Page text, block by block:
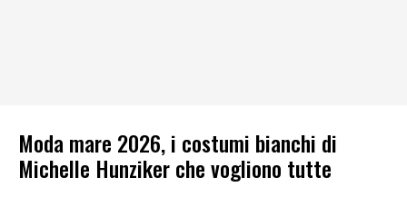
Moda mare 2026, i costumi bianchi di
Michelle Hunziker che vogliono tutte